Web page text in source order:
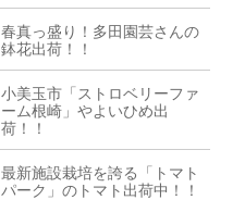
春真っ盛り！多田園芸さんの
鉢花出荷！！
小美玉市「ストロベリーファ
ーム根崎」やよいひめ出
荷！！
最新施設栽培を誇る「トマト
パーク」のトマト出荷中！！